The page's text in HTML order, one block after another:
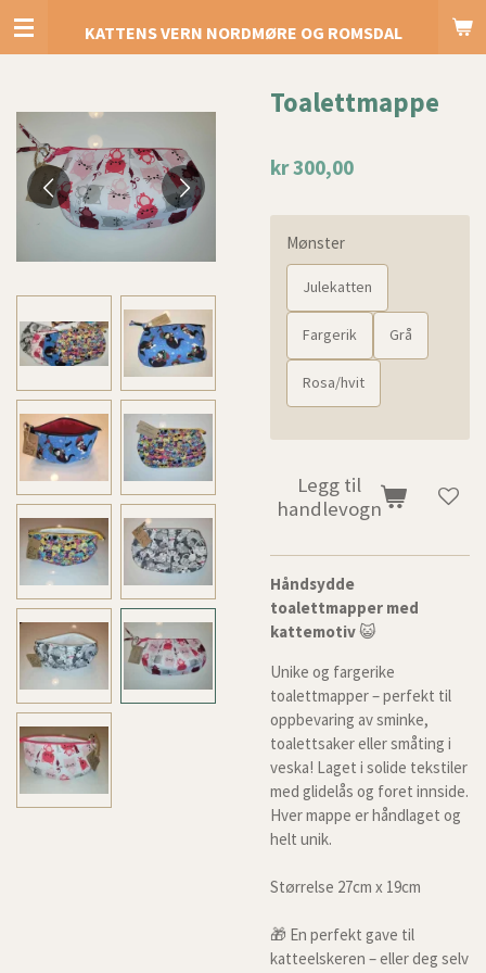
Gå
KATTENS VERN NORDMØRE OG ROMSDAL
Toalettmappe
kr 300,00
Mønster
Julekatten
Fargerik Grå
Rosa/hvit
Legg til
handlevogn
Håndsydde
toalettmapper med
kattemotiv😺
Unike og fargerike
toalettmapper – perfekt til
oppbevaring av sminke,
toalettsaker eller småting i
veska! Laget i solide tekstiler
med glidelås og foret innside.
Hver mappe er håndlaget og
helt unik.
Størrelse 27cm x 19cm
🎁 En perfekt gave til
katteelskeren – eller deg selv